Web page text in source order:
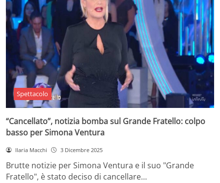
Spettacolo
“Cancellato”, notizia bomba sul Grande Fratello: colpo
basso per Simona Ventura
Ilaria Macchi 3 Dicembre 2025
Brutte notizie per Simona Ventura e il suo "Grande
Fratello", è stato deciso di cancellare…